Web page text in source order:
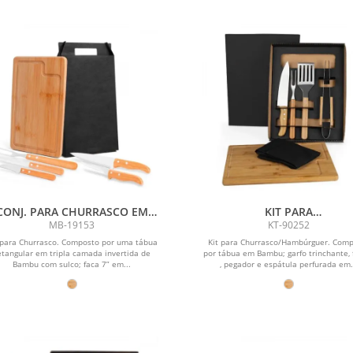
PARA CHURRASCO EM
BAMBU / MADEIRA / INOX
DALLAS - 6 PÇS
MB-19153
Churrasco. Composto por uma tábua
em tripla camada invertida de
Bambu com sulco; faca 7” em...
KIT PARA
CHURRASCO/
COM PEGADOR E
PÇS
KT-90252
Kit para Churrasco/Hambúrguer.
por tábua em Bambu; garfo trinchante,
, pegador e espátula perfurada